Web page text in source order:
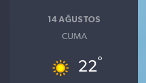
14 AĞUSTOS
CUMA
22°